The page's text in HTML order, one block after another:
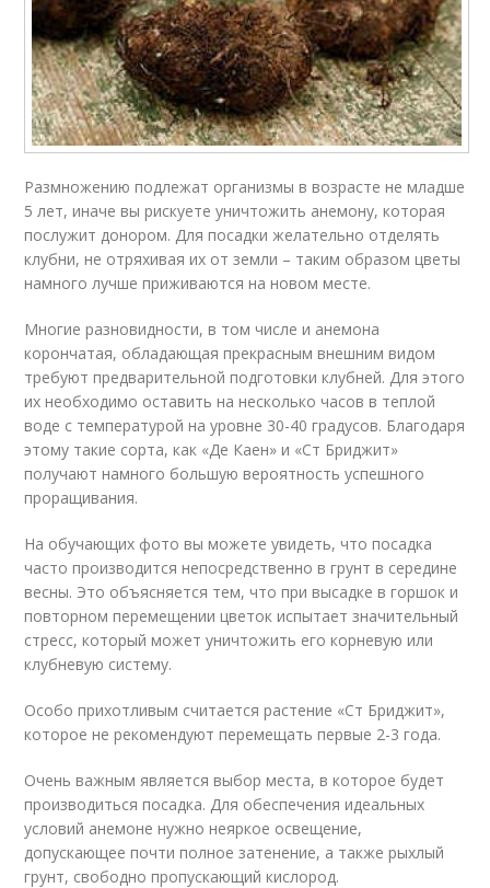
Размножению подлежат организмы в возрасте не младше
5 лет, иначе вы рискуете уничтожить анемону, которая
послужит донором. Для посадки желательно отделять
клубни, не отряхивая их от земли – таким образом цветы
намного лучше приживаются на новом месте.
Многие разновидности, в том числе и анемона
корончатая, обладающая прекрасным внешним видом
требуют предварительной подготовки клубней. Для этого
их необходимо оставить на несколько часов в теплой
воде с температурой на уровне 30-40 градусов. Благодаря
этому такие сорта, как «Де Каен» и «Ст Бриджит»
получают намного большую вероятность успешного
проращивания.
На обучающих фото вы можете увидеть, что посадка
часто производится непосредственно в грунт в середине
весны. Это объясняется тем, что при высадке в горшок и
повторном перемещении цветок испытает значительный
стресс, который может уничтожить его корневую или
клубневую систему.
Особо прихотливым считается растение «Ст Бриджит»,
которое не рекомендуют перемещать первые 2-3 года.
Очень важным является выбор места, в которое будет
производиться посадка. Для обеспечения идеальных
условий анемоне нужно неяркое освещение,
допускающее почти полное затенение, а также рыхлый
грунт, свободно пропускающий кислород.